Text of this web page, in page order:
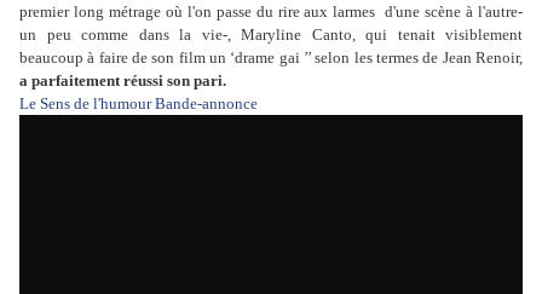
premier long métrage où l'on passe du rire aux larmes d'une scène à l'autre-
un peu comme dans la vie-, Maryline Canto, qui tenait visiblement
beaucoup à faire de son film un ‘drame gai ’’ selon les termes de Jean Renoir,
a parfaitement réussi son pari.
Le Sens de l'humour Bande-annonce